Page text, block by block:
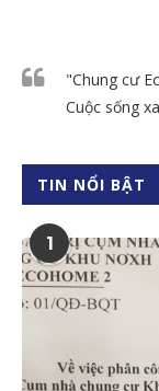
"Chung cư
Cuộc sống
TIN NỔI BẬT
1